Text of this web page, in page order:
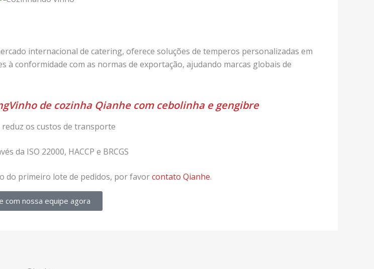
internacional de catering, oferece soluções de temperos personalizadas em
à conformidade com as normas de exportação, ajudando marcas globais de
de cozinha Qianhe com cebolinha e gengibre
os custos de transporte
da ISO 22000, HACCP e BRCGS
do primeiro lote de pedidos, por favorcontato Qianhe.
com nossa equipe agora